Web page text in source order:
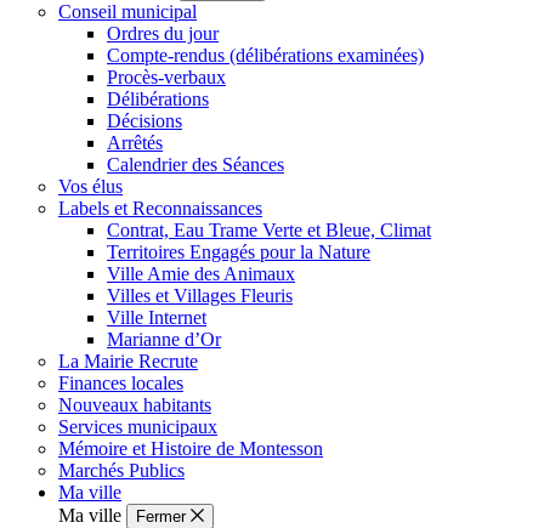
Conseil municipal
Ordres du jour
Compte-rendus (délibérations examinées)
Procès-verbaux
Délibérations
Décisions
Arrêtés
Calendrier des Séances
Vos élus
Labels et Reconnaissances
Contrat, Eau Trame Verte et Bleue, Climat
Territoires Engagés pour la Nature
Ville Amie des Animaux
Villes et Villages Fleuris
Ville Internet
Marianne d’Or
La Mairie Recrute
Finances locales
Nouveaux habitants
Services municipaux
Mémoire et Histoire de Montesson
Marchés Publics
Ma ville
Ma ville
Fermer